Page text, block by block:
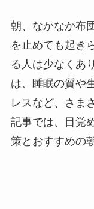
朝、なかなか布
を止めても起き
る人は少なくあ
は、睡眠の質や
レスなど、さま
記事では、目覚
策とおすすめの